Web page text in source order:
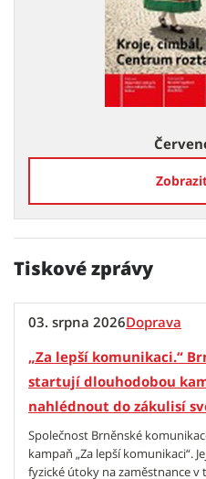
Tiskové zprávy
03. srpna 2026Doprava
„Za lepší komunikaci.“
startují dlouhodobou
nahlédnout do zákulisí
Společnost Brněnské
kampaň „Za lepší komunikaci“.
fyzické útoky na zaměstnance v